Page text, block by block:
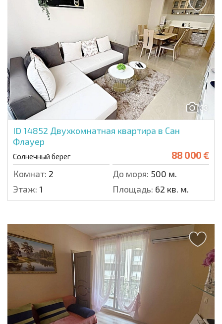
33
ID 14852 Двухкомнатная квартира в Сан
Флауер
Солнечный берег 88 000 €
Комнат: 2 До моря: 500 м.
Этаж: 1 Площадь: 62 кв. м.